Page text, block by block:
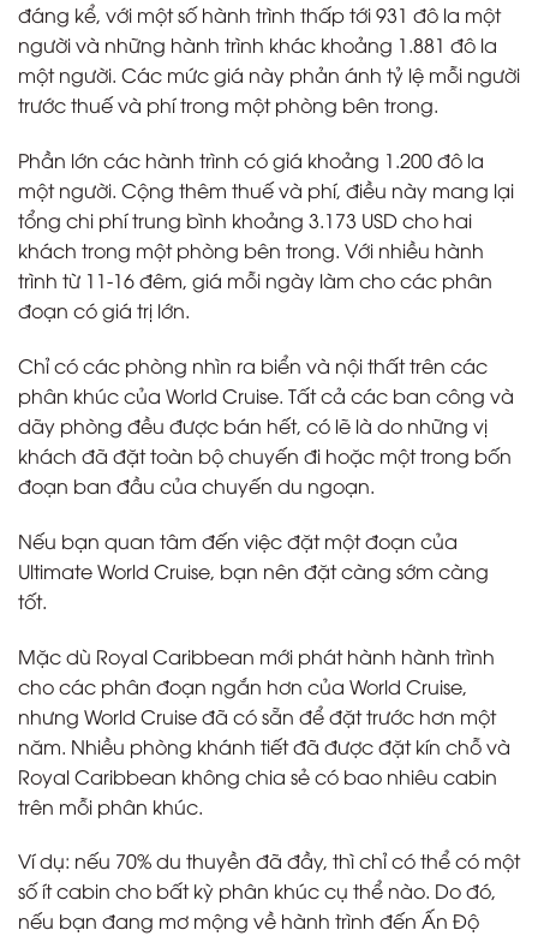
đáng kể, với một số hành trình thấp tới 931 đô la một
người và những hành trình khác khoảng 1.881 đô la
một người. Các mức giá này phản ánh tỷ lệ mỗi người
trước thuế và phí trong một phòng bên trong.
Phần lớn các hành trình có giá khoảng 1.200 đô la
một người. Cộng thêm thuế và phí, điều này mang lại
tổng chi phí trung bình khoảng 3.173 USD cho hai
khách trong một phòng bên trong. Với nhiều hành
trình từ 11-16 đêm, giá mỗi ngày làm cho các phân
đoạn có giá trị lớn.
Chỉ có các phòng nhìn ra biển và nội thất trên các
phân khúc của World Cruise. Tất cả các ban công và
dãy phòng đều được bán hết, có lẽ là do những vị
khách đã đặt toàn bộ chuyến đi hoặc một trong bốn
đoạn ban đầu của chuyến du ngoạn.
Nếu bạn quan tâm đến việc đặt một đoạn của
Ultimate World Cruise, bạn nên đặt càng sớm càng
tốt.
Mặc dù Royal Caribbean mới phát hành hành trình
cho các phân đoạn ngắn hơn của World Cruise,
nhưng World Cruise đã có sẵn để đặt trước hơn một
năm. Nhiều phòng khánh tiết đã được đặt kín chỗ và
Royal Caribbean không chia sẻ có bao nhiêu cabin
trên mỗi phân khúc.
Ví dụ: nếu 70% du thuyền đã đầy, thì chỉ có thể có một
số ít cabin cho bất kỳ phân khúc cụ thể nào. Do đó,
nếu bạn đang mơ mộng về hành trình đến Ấn Độ